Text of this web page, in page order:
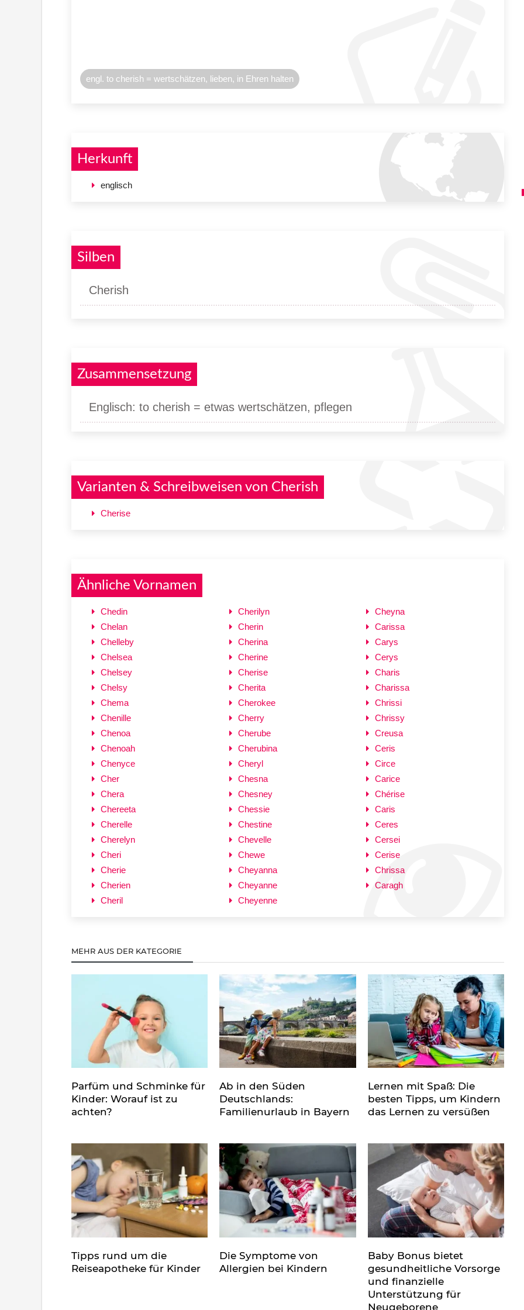
engl. to cherish = wertschätzen, lieben, in Ehren halten
Herkunft
englisch
Silben
Cherish
Zusammensetzung
Englisch: to cherish = etwas wertschätzen, pflegen
Varianten & Schreibweisen von Cherish
Cherise
Ähnliche Vornamen
Chedin
Chelan
Chelleby
Chelsea
Chelsey
Chelsy
Chema
Chenille
Chenoa
Chenoah
Chenyce
Cher
Chera
Chereeta
Cherelle
Cherelyn
Cheri
Cherie
Cherien
Cheril
Cherilyn
Cherin
Cherina
Cherine
Cherise
Cherita
Cherokee
Cherry
Cherube
Cherubina
Cheryl
Chesna
Chesney
Chessie
Chestine
Chevelle
Chewe
Cheyanna
Cheyanne
Cheyenne
Cheyna
Carissa
Carys
Cerys
Charis
Charissa
Chrissi
Chrissy
Creusa
Ceris
Circe
Carice
Chérise
Caris
Ceres
Cersei
Cerise
Chrissa
Caragh
MEHR AUS DER KATEGORIE
Parfüm und Schminke für
Kinder: Worauf ist zu
achten?
Ab in den Süden
Deutschlands:
Familienurlaub in Bayern
Lernen mit Spaß: Die
besten Tipps, um Kindern
das Lernen zu versüßen
Tipps rund um die
Reiseapotheke für Kinder
Die Symptome von
Allergien bei Kindern
Baby Bonus bietet
gesundheitliche Vorsorge
und finanzielle
Unterstützung für
Neugeborene